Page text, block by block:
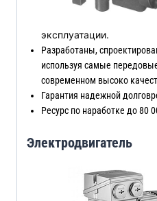
эксплуатации.
Разработаны,
используя самые
современном высоко
Гарантия надежной
Ресурс по наработке до 80
Электродвигатель